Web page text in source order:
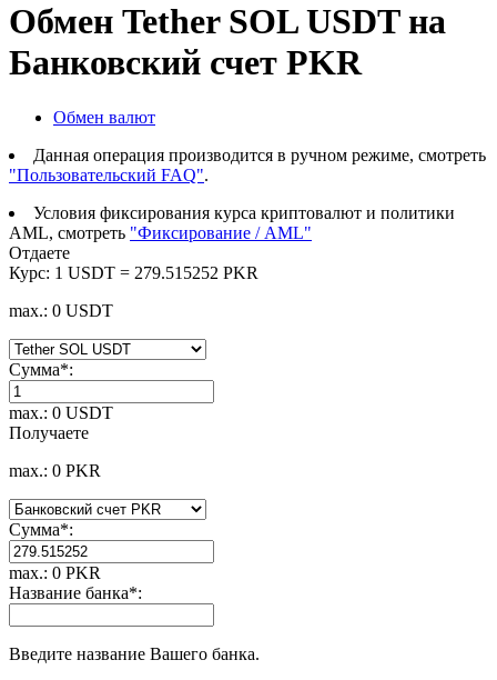
Обмен Tether SOL USDT на
Банковский счет PKR
Обмен валют
Данная операция производится в ручном режиме, смотреть
"Пользовательский FAQ".
Условия фиксирования курса криптовалют и политики
AML, смотреть "Фиксирование / AML"
Отдаете
Курс: 1 USDT = 279.515252 PKR
max.: 0 USDT
Сумма*:
max.: 0 USDT
Получаете
max.: 0 PKR
Сумма*:
max.: 0 PKR
Название банка*:
Введите название Вашего банка.